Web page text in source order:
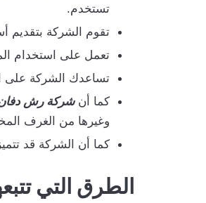
تستخدم.
تقوم الشركة بتقديم
تعمل على استخدام
تساعدك الشركة على
كما أنشركة رش دفان
وغيرها من الغرف
كما أن الشركة قد
الطرق التي